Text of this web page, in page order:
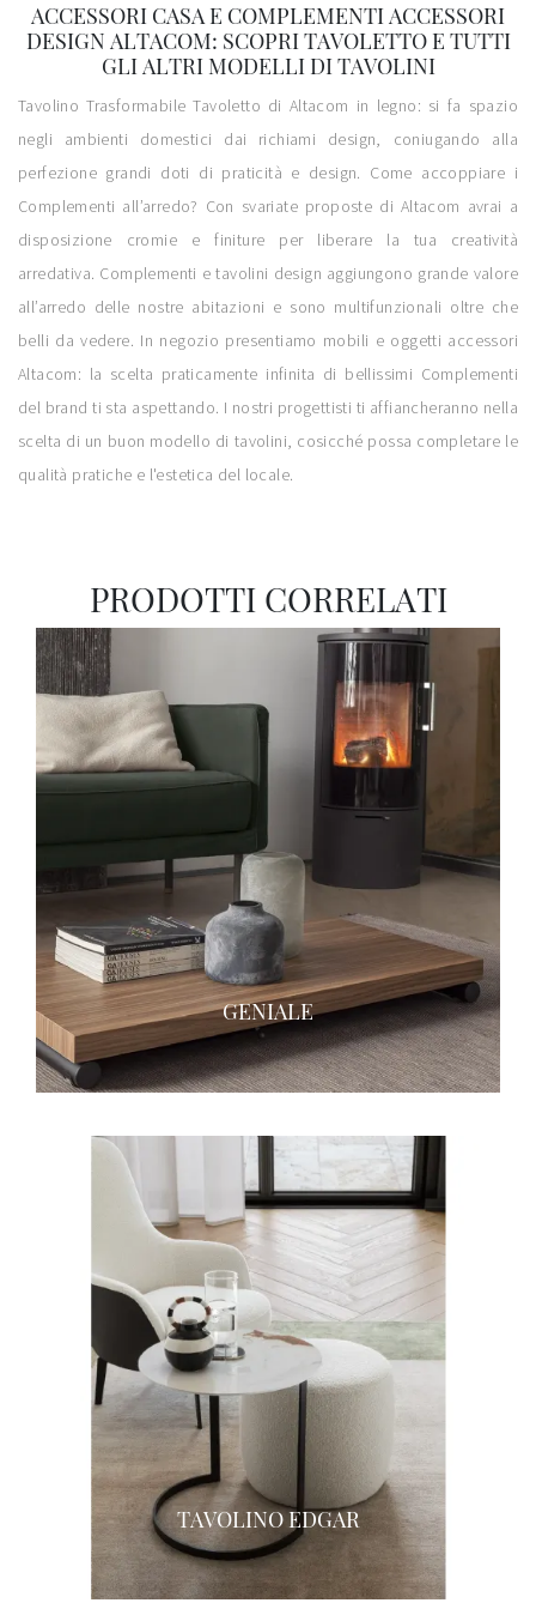
ACCESSORI CASA E COMPLEMENTI ACCESSORI
DESIGN ALTACOM: SCOPRI TAVOLETTO E TUTTI
GLI ALTRI MODELLI DI TAVOLINI
Tavolino Trasformabile Tavoletto di Altacom in legno: si fa spazio
negli ambienti domestici dai richiami design, coniugando alla
perfezione grandi doti di praticità e design. Come accoppiare i
Complementi all’arredo? Con svariate proposte di Altacom avrai a
disposizione cromie e finiture per liberare la tua creatività
arredativa. Complementi e tavolini design aggiungono grande valore
all’arredo delle nostre abitazioni e sono multifunzionali oltre che
belli da vedere. In negozio presentiamo mobili e oggetti accessori
Altacom: la scelta praticamente infinita di bellissimi Complementi
del brand ti sta aspettando. I nostri progettisti ti affiancheranno nella
scelta di un buon modello di tavolini, cosicché possa completare le
qualità pratiche e l'estetica del locale.
PRODOTTI CORRELATI
GENIALE
TAVOLINO EDGAR